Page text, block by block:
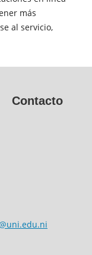
más
al servicio,
Contacto